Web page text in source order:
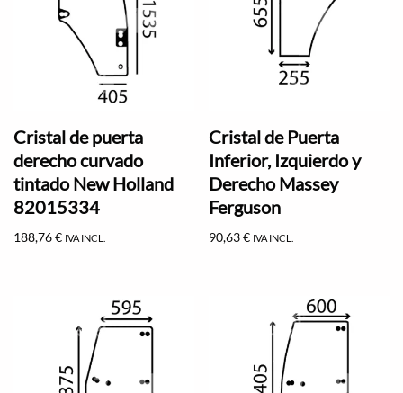
Cristal de puerta
derecho curvado
tintado New Holland
82015334
188,76€ IVA INCL.
Cristal de Puerta
Inferior, Izquierdo y
Derecho Massey
Ferguson
90,63€ IVA INCL.